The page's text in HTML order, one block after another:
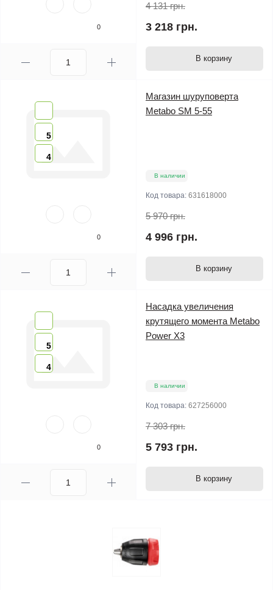
0
4 131 грн.
3 218 грн.
В корзину
5
4
0
Магазин шуруповерта
Metabo SM 5-55
В наличии
Код товара: 631618000
5 970 грн.
4 996 грн.
В корзину
5
4
0
Насадка увеличения
крутящего момента Metabo
Power X3
В наличии
Код товара: 627256000
7 303 грн.
5 793 грн.
В корзину